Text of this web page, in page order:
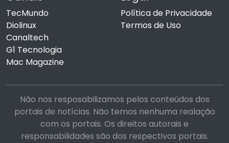
TecMundo
Diolinux
Canaltech
G1 Tecnologia
Mac Magazine
Política de Privacidade
Termos de Uso
Não nos resposabilizamos pelos conteúdos dos
portais de notícias. Não temos nenhuma realação
com os portais. Os direitos autorais e
responsabilidades são dos respectivos portais.